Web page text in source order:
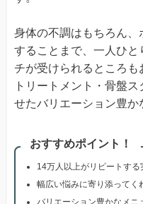
身体の不調はもちろん、
することまで、一人ひ
チが受けられるところ
トリートメント・骨盤
せたバリエーション豊か
おすすめポイント！
14万人以上がリピートする
幅広い悩みに寄り添ってく